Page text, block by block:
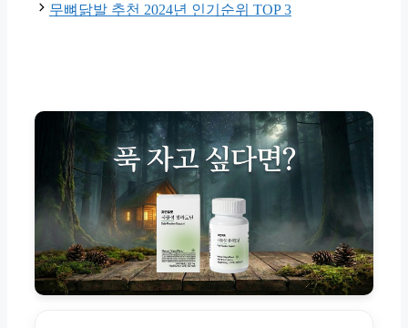
무뼈닭발 추천 2024년 인기순위 TOP 3